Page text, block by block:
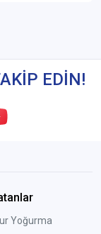
EDİN!
Yoğurma